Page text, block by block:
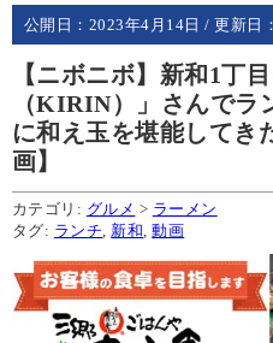
公開日： 2023年4月14日 / 更新日
【ニボニボ】新和1丁
（KIRIN）」さんでラ
に和え玉を堪能してき
画】
カテゴリ: グルメ > ラーメン
タグ: ランチ, 新和,動画